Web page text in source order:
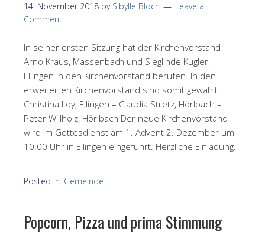
14. November 2018 by Sibylle Bloch
Leave a
Comment
In seiner ersten Sitzung hat der Kirchenvorstand
Arno Kraus, Massenbach und Sieglinde Kugler,
Ellingen in den Kirchenvorstand berufen. In den
erweiterten Kirchenvorstand sind somit gewählt:
Christina Loy, Ellingen – Claudia Stretz, Hörlbach –
Peter Willholz, Hörlbach Der neue Kirchenvorstand
wird im Gottesdienst am 1. Advent 2. Dezember um
10.00 Uhr in Ellingen eingeführt. Herzliche Einladung.
Posted in: Gemeinde
Popcorn, Pizza und prima Stimmung